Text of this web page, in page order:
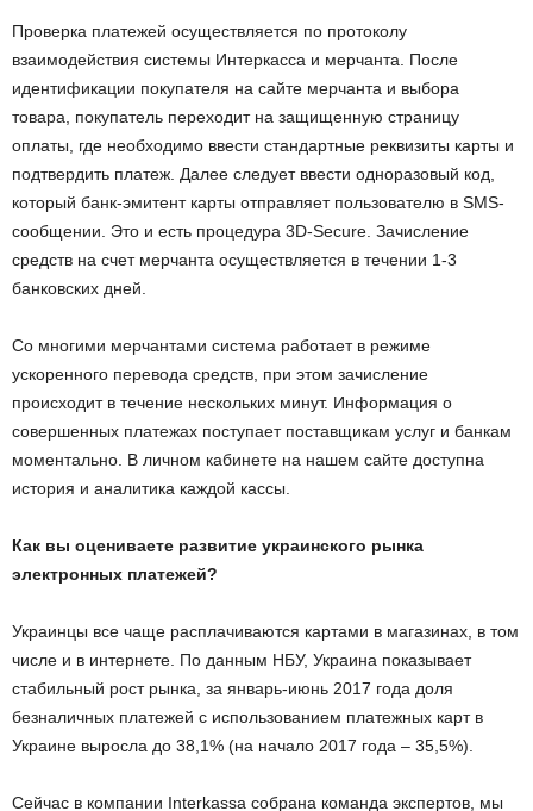
Проверка платежей осуществляется по протоколу
взаимодействия системы Интеркасса и мерчанта. После
идентификации покупателя на сайте мерчанта и выбора
товара, покупатель переходит на защищенную страницу
оплаты, где необходимо ввести стандартные реквизиты карты и
подтвердить платеж. Далее следует ввести одноразовый код,
который банк-эмитент карты отправляет пользователю в SMS-
сообщении. Это и есть процедура 3D-Secure. Зачисление
средств на счет мерчанта осуществляется в течении 1-3
банковских дней.
Со многими мерчантами система работает в режиме
ускоренного перевода средств, при этом зачисление
происходит в течение нескольких минут. Информация о
совершенных платежах поступает поставщикам услуг и банкам
моментально. В личном кабинете на нашем сайте доступна
история и аналитика каждой кассы.
Как вы оцениваете развитие украинского рынка
электронных платежей?
Украинцы все чаще расплачиваются картами в магазинах, в том
числе и в интернете. По данным НБУ, Украина показывает
стабильный рост рынка, за январь-июнь 2017 года доля
безналичных платежей с использованием платежных карт в
Украине выросла до 38,1% (на начало 2017 года – 35,5%).
Сейчас в компании Interkassa собрана команда экспертов, мы